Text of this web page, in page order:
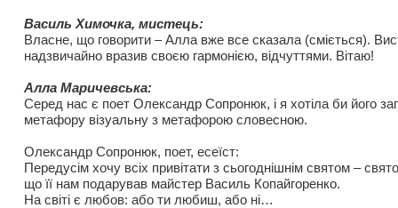
Василь Химочка, мистець:
Власне, що говорити – Алла вже все сказала (сміється).
надзвичайно вразив своєю гармонією, відчуттями. Вітаю!
Алла Маричевська:
Серед нас є поет Олександр Сопронюк, і я хотіла би його
метафору візуальну з метафорою словесною.
Олександр Сопронюк, поет, есеїст:
Передусім хочу всіх привітати з сьогоднішнім святом –
що її нам подарував майстер Василь Копайгоренко.
На світі є любов: або ти любиш, або ні…